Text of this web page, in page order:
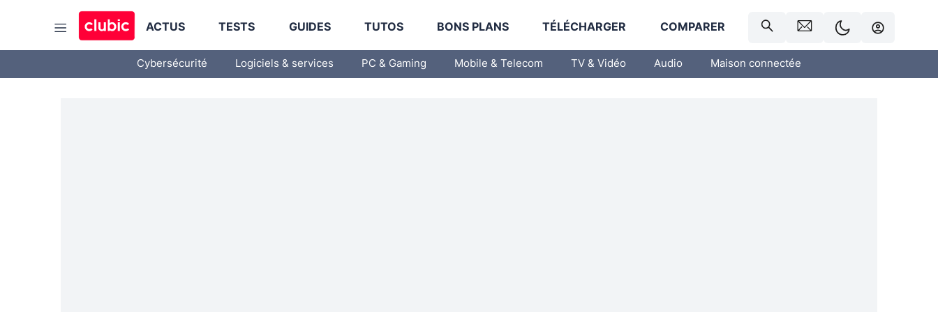
ACTUS TESTS GUIDES TUTOS BONS PLANS TÉLÉCHARGER COMPARER
Cybersécurité Logiciels & services PC & Gaming Mobile & Telecom TV & Vidéo Audio Maison connectée